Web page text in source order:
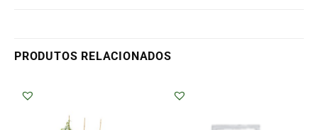
PRODUTOS RELACIONADOS